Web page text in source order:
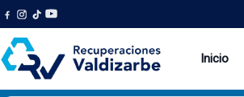
Inicio